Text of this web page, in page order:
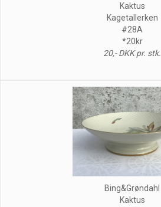
Kaktus
Kagetallerken
#28A
*20kr
20,- DKK pr. stk.
Bing&Grøndahl
Kaktus